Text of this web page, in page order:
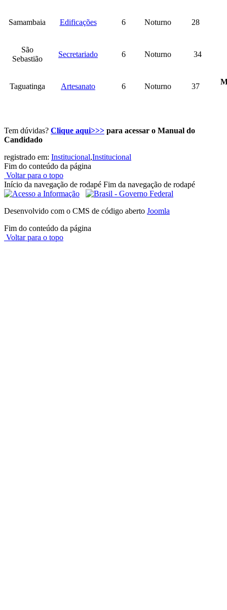
Samambaia Edificações 6 Noturno 28
São
Sebastião
Secretariado 6 Noturno 34
Taguatinga Artesanato 6 Noturno 37
Tem dúvidas? Clique aqui>>> para acessar o Manual do
Candidado
registrado em: Institucional,Institucional
Fim do conteúdo da página
Voltar para o topo
Início da navegação de rodapé Fim da navegação de rodapé
Desenvolvido com o CMS de código aberto Joomla
Fim do conteúdo da página
Voltar para o topo